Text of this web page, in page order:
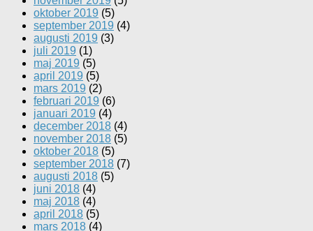
oktober 2019 (5)
september 2019 (4)
augusti 2019 (3)
juli 2019 (1)
maj 2019 (5)
april 2019 (5)
mars 2019 (2)
februari 2019 (6)
januari 2019 (4)
december 2018 (4)
november 2018 (5)
oktober 2018 (5)
september 2018 (7)
augusti 2018 (5)
juni 2018 (4)
maj 2018 (4)
april 2018 (5)
mars 2018 (4)